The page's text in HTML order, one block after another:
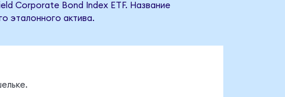
Corporate Bond Index ETF. Название
эталонного актива.